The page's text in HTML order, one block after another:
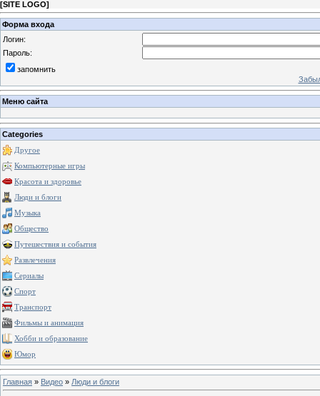
[SITE LOGO]
Форма входа
Логин:
Пароль:
запомнить
Меню сайта
Categories
Другое
Компьютерные игры
Красота и здоровье
Люди и блоги
Музыка
Общество
Путешествия и события
Развлечения
Сериалы
Спорт
Транспорт
Фильмы и анимация
Хобби и образование
Юмор
Главная » Видео » Люди и блоги